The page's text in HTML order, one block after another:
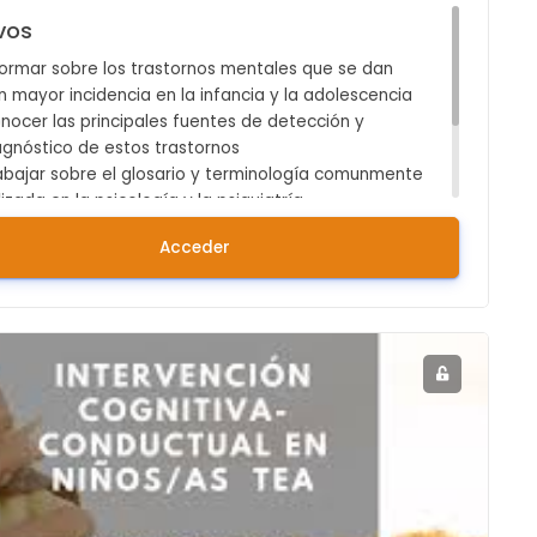
sobre los trastornos mentales que se dan
mayor incidencia en la infancia y la adolescencia
las principales fuentes de detección y
de estos trastornos
sobre el glosario y terminología comunmente
en la psicología y la psiquiatría
de los trastornos aparecidos en la
y la adolescencia
Acceder